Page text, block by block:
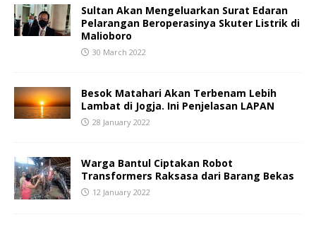
Sultan Akan Mengeluarkan Surat Edaran
Pelarangan Beroperasinya Skuter Listrik di
Malioboro
30 March 2022
Besok Matahari Akan Terbenam Lebih
Lambat di Jogja. Ini Penjelasan LAPAN
28 January 2022
Warga Bantul Ciptakan Robot
Transformers Raksasa dari Barang Bekas
12 January 2022